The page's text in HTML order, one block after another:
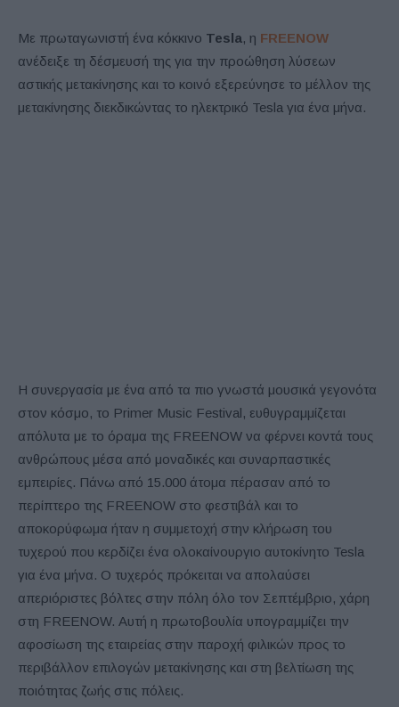
Με πρωταγωνιστή ένα κόκκινο Tesla, η FREENOW
ανέδειξε τη δέσμευσή της για την προώθηση λύσεων
αστικής μετακίνησης και το κοινό εξερεύνησε το μέλλον της
μετακίνησης διεκδικώντας το ηλεκτρικό Tesla για ένα μήνα.
Η συνεργασία με ένα από τα πιο γνωστά μουσικά γεγονότα
στον κόσμο, το Primer Music Festival, ευθυγραμμίζεται
απόλυτα με το όραμα της FREENOW να φέρνει κοντά τους
ανθρώπους μέσα από μοναδικές και συναρπαστικές
εμπειρίες. Πάνω από 15.000 άτομα πέρασαν από το
περίπτερο της FREENOW στο φεστιβάλ και το
αποκορύφωμα ήταν η συμμετοχή στην κλήρωση του
τυχερού που κερδίζει ένα ολοκαίνουργιο αυτοκίνητο Tesla
για ένα μήνα. O τυχερός πρόκειται να απολαύσει
απεριόριστες βόλτες στην πόλη όλο τον Σεπτέμβριο, χάρη
στη FREENOW. Αυτή η πρωτοβουλία υπογραμμίζει την
αφοσίωση της εταιρείας στην παροχή φιλικών προς το
περιβάλλον επιλογών μετακίνησης και στη βελτίωση της
ποιότητας ζωής στις πόλεις.